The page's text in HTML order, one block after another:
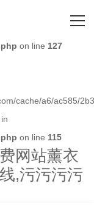
on line 127
cache/a6/ac585/
on line 115
网站薰衣
,污污污污